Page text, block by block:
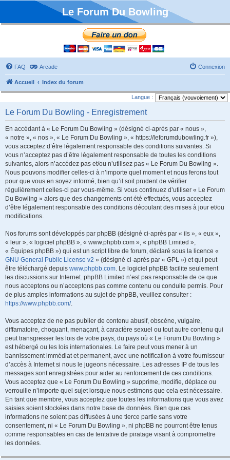
Le Forum Du Bowling
FAQ Arcade Connexion
Accueil Index du forum
Langue :
Le Forum Du Bowling - Enregistrement
En accédant à « Le Forum Du Bowling » (désigné ci-après par « nous »,
« notre », « nos », « Le Forum Du Bowling », « https://leforumdubowling.fr »),
vous acceptez d’être légalement responsable des conditions suivantes. Si
vous n’acceptez pas d’être légalement responsable de toutes les conditions
suivantes, alors n’accédez pas et/ou n’utilisez pas « Le Forum Du Bowling ».
Nous pouvons modifier celles-ci à n’importe quel moment et nous ferons tout
pour que vous en soyez informé, bien qu’il soit prudent de vérifier
régulièrement celles-ci par vous-même. Si vous continuez d’utiliser « Le Forum
Du Bowling » alors que des changements ont été effectués, vous acceptez
d’être légalement responsable des conditions découlant des mises à jour et/ou
modifications.
Nos forums sont développés par phpBB (désigné ci-après par « ils », « eux »,
« leur », « logiciel phpBB », « www.phpbb.com », « phpBB Limited »,
« Équipes phpBB ») qui est un script libre de forum, déclaré sous la licence «
GNU General Public License v2 » (désigné ci-après par « GPL ») et qui peut
être téléchargé depuis www.phpbb.com. Le logiciel phpBB facilite seulement
les discussions sur Internet. phpBB Limited n’est pas responsable de ce que
nous acceptons ou n’acceptons pas comme contenu ou conduite permis. Pour
de plus amples informations au sujet de phpBB, veuillez consulter :
https://www.phpbb.com/.
Vous acceptez de ne pas publier de contenu abusif, obscène, vulgaire,
diffamatoire, choquant, menaçant, à caractère sexuel ou tout autre contenu qui
peut transgresser les lois de votre pays, du pays où « Le Forum Du Bowling »
est hébergé ou les lois internationales. Le faire peut vous mener à un
bannissement immédiat et permanent, avec une notification à votre fournisseur
d’accès à Internet si nous le jugeons nécessaire. Les adresses IP de tous les
messages sont enregistrées pour aider au renforcement de ces conditions.
Vous acceptez que « Le Forum Du Bowling » supprime, modifie, déplace ou
verrouille n’importe quel sujet lorsque nous estimons que cela est nécessaire.
En tant que membre, vous acceptez que toutes les informations que vous avez
saisies soient stockées dans notre base de données. Bien que ces
informations ne soient pas diffusées à une tierce partie sans votre
consentement, ni « Le Forum Du Bowling », ni phpBB ne pourront être tenus
comme responsables en cas de tentative de piratage visant à compromettre
les données.